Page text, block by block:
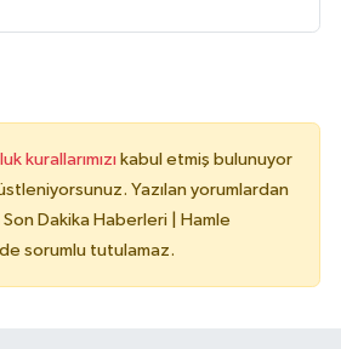
kurallarımızı kabul etmiş bulunuyor
Yazılan yorumlardan
Dakika Haberleri | Hamle
sorumlu tutulamaz.